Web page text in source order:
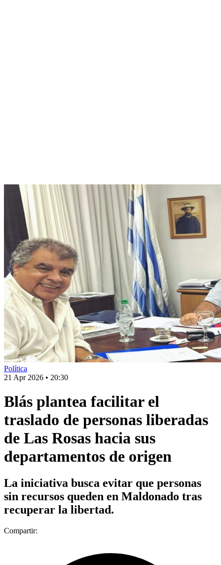
Política
21 Apr 2026 • 20:30
Blás plantea facilitar el
traslado de personas liberadas
de Las Rosas hacia sus
departamentos de origen
La iniciativa busca evitar que personas
sin recursos queden en Maldonado tras
recuperar la libertad.
Compartir: